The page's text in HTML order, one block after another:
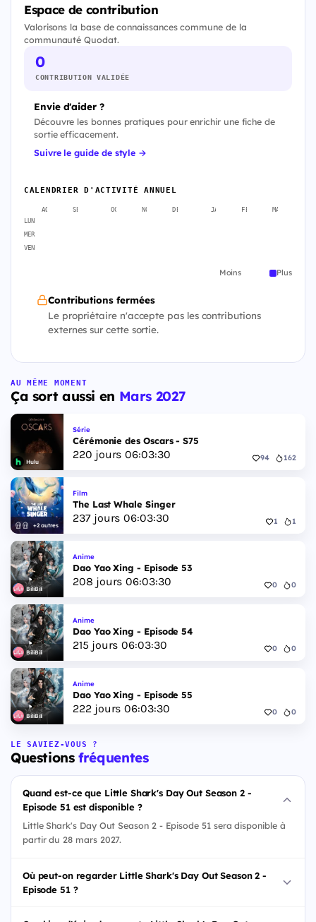
Espace de contribution
Valorisons la base de connaissances commune de la
communauté Quodat.
0
CONTRIBUTION VALIDÉE
Envie d'aider ?
Découvre les bonnes pratiques pour enrichir une fiche de
sortie efficacement.
Suivre le guide de style →
CALENDRIER D'ACTIVITÉ ANNUEL
AOÛT SEPT. OCT. NOV. DÉC. JANV. FÉVR. MARS
LUN
MER
VEN
Moins Plus
Contributions fermées
Le propriétaire n'accepte pas les contributions
externes sur cette sortie.
AU MÊME MOMENT
Ça sort aussi en Mars 2027
Hulu
Série
Cérémonie des Oscars - S75
220 jours 06:03:29 94 162
+2 autres
Film
The Last Whale Singer
237jours 06:03:29 1 1
BiliBili
Anime
Dao Yao Xing - Episode 53
208 jours 06:03:29 0 0
BiliBili
Anime
Dao Yao Xing - Episode 54
215 jours 06:03:29 0 0
BiliBili
Anime
Dao Yao Xing - Episode 55
222jours 06:03:29 0 0
LE SAVIEZ-VOUS ?
Questionsfréquentes
Quand est-ce que Little Shark's Day Out Season 2 -
Episode 51 est disponible ?
Little Shark's Day Out Season 2 - Episode 51 sera disponible à
partir du 28 mars 2027.
Où peut-on regarder Little Shark's Day Out Season 2 -
Episode 51 ?